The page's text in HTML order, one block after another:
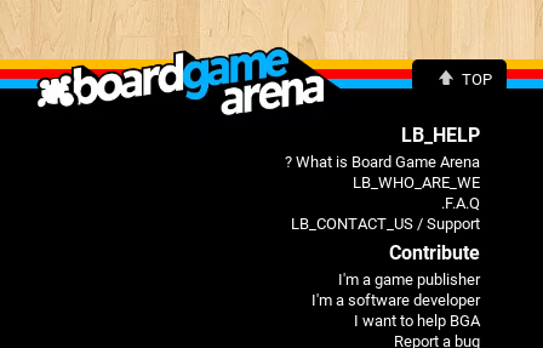
TOP
LB_HELP
What is Board Game Arena ?
LB_WHO_ARE_WE
F.A.Q.
LB_CONTACT_US / Support
Contribute
I'm a game publisher
I'm a software developer
I want to help BGA
Report a bug